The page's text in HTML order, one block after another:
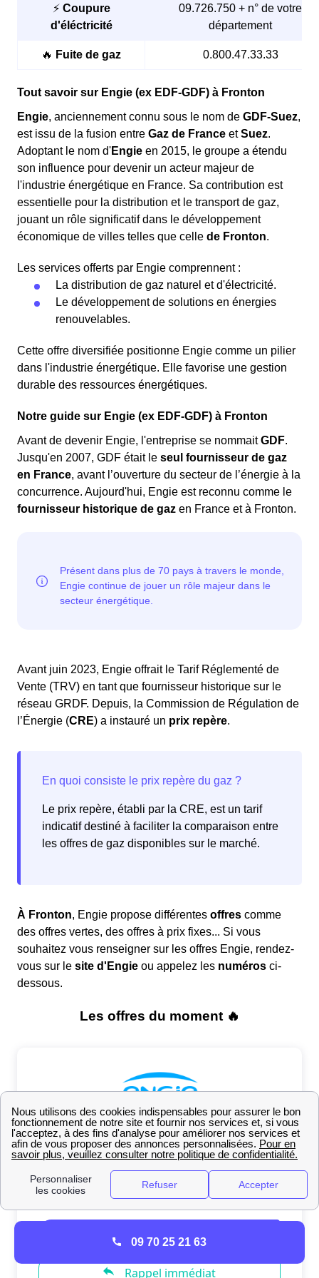
Si cette action ne suffit pas, la coupure pourrait
affecter tout votre immeuble ou même toute la ville
attendre environ vingt minutes
facture impayée auprès de votre fournisseur
Celui-ci peut alors décider deréduireou de
suspendrevotre fourniture d'énergie en cas de
non-paiement après plusieurs relances. Dans ce
service client de votre fournisseur pour obtenir des
informations sur les démarches à suivre.
Une surcharge électriquepeut également être la
cause de la coupure, souvent due à un trop grand
une prise défectueuse.
⚡ Coupure
d'éléctricité
09.726.750 + n° de votre
département
🔥 Fuite de gaz 0.800.47.33.33
Tout savoir sur Engie (ex EDF-GDF) à Fronton
Engie, anciennement connu sous le nom de GDF-Suez,
est issu de la fusion entre Gaz de France etSuez.
Adoptant le nom d'Engie en 2015, le groupe a étendu
son influence pour devenir un acteur majeur de
l'industrie énergétique en France. Sa contribution est
essentielle pour la distribution et le transport de gaz,
jouant un rôle significatif dans le développement
économique de villes telles que celle de Fronton.
Les services offerts par Engie comprennent :
La distribution de gaz naturel et d'électricité.
Le développement de solutions en énergies
renouvelables.
Cette offre diversifiée positionne Engie comme un pilier
dans l'industrie énergétique. Elle favorise une gestion
durable des ressources énergétiques.
Notre guide sur Engie (ex EDF-GDF) à Fronton
Avant de devenir Engie, l'entreprise se nommaitGDF.
Jusqu'en 2007, GDF était le seul fournisseur de gaz
en France, avant l’ouverture du secteur de l’énergie à la
concurrence. Aujourd'hui, Engie est reconnu comme le
fournisseur historique de gaz en France et à Fronton.
Avant juin 2023, Engie offrait le Tarif Réglementé de
Vente (TRV) en tant que fournisseur historique sur le
réseau GRDF. Depuis, la Commission de Régulation de
l’Énergie (CRE) a instauré un prix repère.
Le prix repère, établi par la CRE, est un tarif
indicatif destiné à faciliter la comparaison entre
les offres de gaz disponibles sur le marché.
À Fronton, Engie propose différentes offres comme
des offres vertes, des offres à prix fixes... Si vous
souhaitez vous renseigner sur les offres Engie, rendez-
vous sur le site d'Engie ou appelez les numéros ci-
dessous.
09 70 25 21 63